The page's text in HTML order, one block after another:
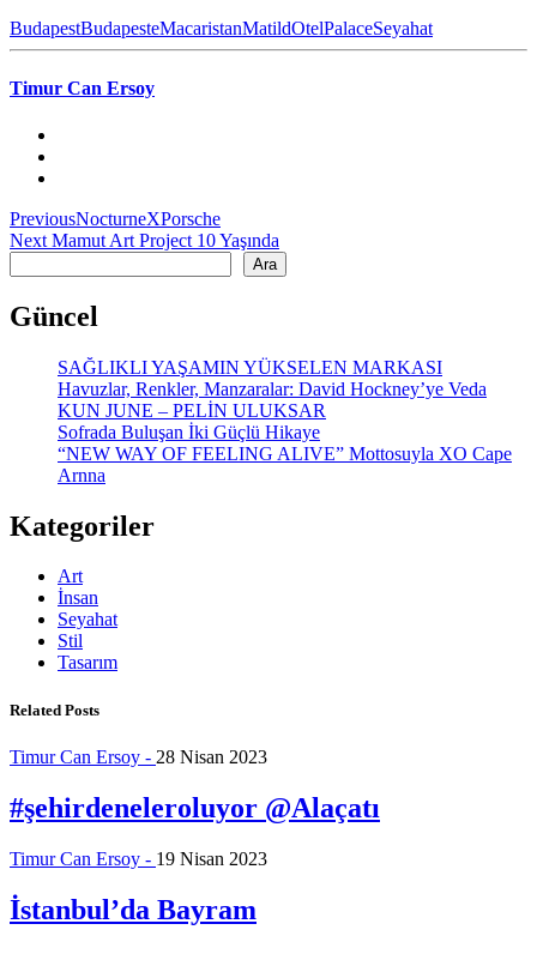
BudapestBudapesteMacaristanMatildOtelPalaceSeyahat
Timur Can Ersoy
Yazı
gezinmesi
PreviousPrevious
post:
NocturneXPorsche
Next Next
Mamut Art Project 10 Yaşında
Ara
Güncel
SAĞLIKLI YAŞAMIN YÜKSELEN MARKASI
Havuzlar, Renkler, Manzaralar: David Hockney’ye Veda
KUN JUNE – PELİN ULUKSAR
Sofrada Buluşan İki Güçlü Hikaye
“NEW WAY OF FEELING ALIVE” Mottosuyla XO Cape
Arnna
Kategoriler
Art
İnsan
Seyahat
Stil
Tasarım
Related Posts
Timur Can Ersoy - 28 Nisan 2023
#şehirdeneleroluyor @Alaçatı
Timur Can Ersoy - 19 Nisan 2023
İstanbul’da Bayram